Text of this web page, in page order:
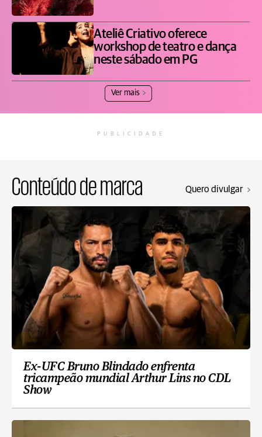
Ateliê Criativo oferece
workshop de teatro e dança
neste sábado em PG
Ver mais
PUBLICIDADE
Conteúdo de marca Quero divulgar
Ex-UFC Bruno Blindado enfrenta
tricampeão mundial Arthur Lins no CDL
Show